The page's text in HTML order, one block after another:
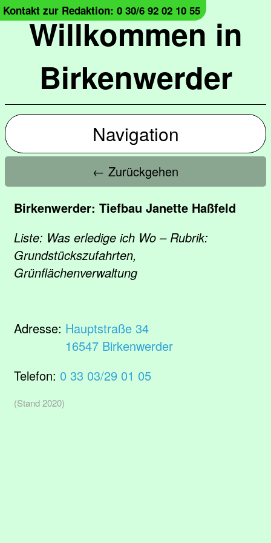
Willkommen in
Birkenwerder
Kontakt zur Redaktion: 0 30/6 92 02 10 55
Navigation
← Zurückgehen
Birkenwerder: Tiefbau Janette Haßfeld
Liste: Was erledige ich Wo – Rubrik:
Grundstückszufahrten,
Grünflächenverwaltung
Adresse: Hauptstraße 34
16547 Birkenwerder
Telefon: 0 33 03/29 01 05
(Stand 2020)